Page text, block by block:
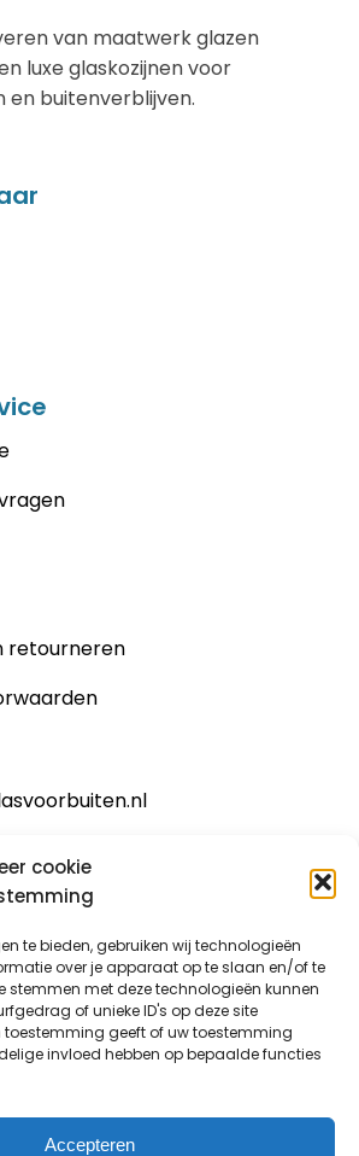
cookie
te bieden, gebruiken wij technologieën
over je apparaat op te slaan en/of te
stemmen met deze technologieën kunnen
of unieke ID's op deze site
toestemming geeft of uw toestemming
invloed hebben op bepaalde functies
Accepteren
van maatwerk glazen
luxe glaskozijnen voor
en buitenverblijven.
retourneren
buiten